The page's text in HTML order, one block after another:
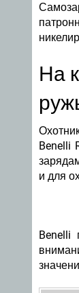
На
Benelli
и для
Benelli